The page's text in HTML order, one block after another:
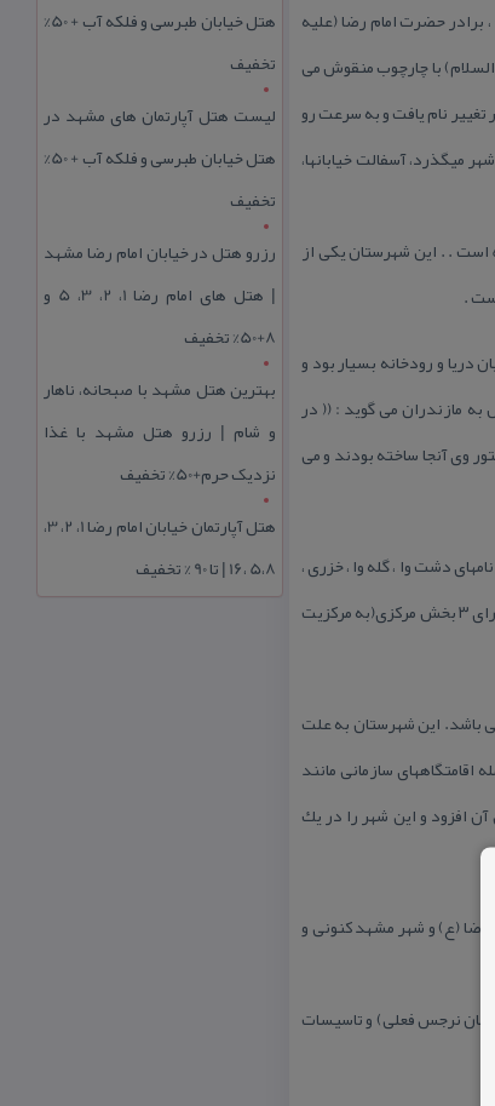
برادر حضرت امام رضا (علیه
با چارچوب منقوش می
نیز به بابلسر تغییر نام یافت و به سرعت رو
میگذرد، آسفالت خیابانها،
نفر بوده كه با توجه به برآورد این رقم در سال ۱۳۸۹ به ۱۱۹۱۷۳ نفر رسیده است . . این شهرستان یكی از
و بزرگ در میان دریا و رودخانه بسیار بود و
جایی منزه و باصفا و كنار دریا و چمن های سبز و …)). ناصرالدین شاه در سفرنامه خود در سال ۱۲۴۹ ه.ش به مازندران می گوید : (( در
وی آنجا ساخته بودند و می
دشت وا ، گله وا ، خزری ،
بادسام ، كوسری وا، دشت واستریك ، گله واستریك ، جعفر قاسمی و یا استرآبادی وا ، صورت وز و آفتاب شو می باشد . این شهرستان دارای ۳ بخش مركزی(به مركزیت
باشد. این شهرستان به علت
سازمانی مانند
آن افزود و این شهر را در یك
رضا (ع) و شهر مشهد كنونی و
نرجس فعلی) و تاسیسات
هتل خیابان طبرسی و فلکه آب + 50%
تخفیف
لیست هتل آپارتمان های مشهد در
هتل خیابان طبرسی و فلکه آب + 50%
تخفیف
رزرو هتل در خیابان امام رضا مشهد
| هتل‌ های امام رضا 1، 2، 3، 5 و
8+50% تخفیف
بهترین هتل مشهد با صبحانه، ناهار
و شام | رزرو هتل مشهد با غذا
نزدیک حرم+50% تخفیف
هتل آپارتمان خیابان امام رضا 1، 2، 3،
5،8 ،16 | تا 90 % تخفیف